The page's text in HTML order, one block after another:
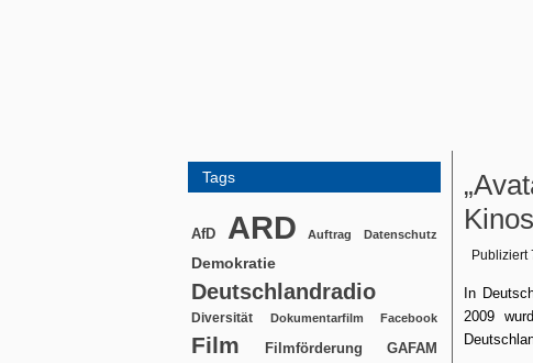
Tags
AfD ARD Auftrag Datenschutz
Demokratie
Deutschlandradio
Diversität Dokumentarfilm Facebook
Film Filmförderung GAFAM
Publiziert
In
2009